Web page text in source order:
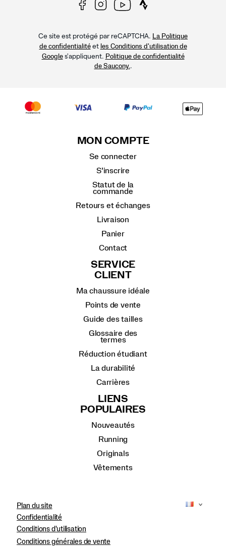
Ce site est protégé par reCAPTCHA.
La Politique
de confidentialitéet les Conditions d'utilisation de
Googles'appliquent. Politique de confidentialité
de Saucony. .
MON COMPTE
Se connecter
S’inscrire
Statut de la
commande
Retours et échanges
Livraison
Panier
Contact
SERVICE
CLIENT
Ma chaussure idéale
Points de vente
Guide des tailles
Glossaire des
termes
Réduction étudiant
La durabilité
Carrières
LIENS
POPULAIRES
Nouveautés
Running
Originals
Vêtements
Plan du site
Confidentialité
Conditions d'utilisation
Conditions générales de vente